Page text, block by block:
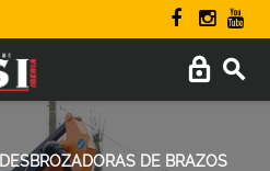
DESBROZADORAS DE BRAZOS